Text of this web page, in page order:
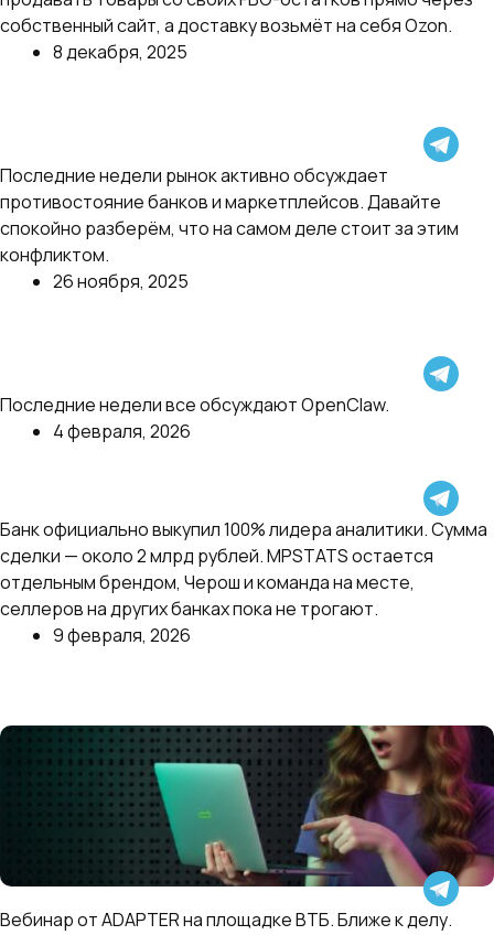
собственный сайт, а доставку возьмёт на себя Ozon.
8 декабря, 2025
Маркетплейсы против банков: конфликт, цифры и
что говорят Ким и ФАС.
Последние недели рынок активно обсуждает
противостояние банков и маркетплейсов. Давайте
спокойно разберём, что на самом деле стоит за этим
конфликтом.
26 ноября, 2025
В AI сейчас происходит редкий момент, когда
технология вышла за пределы разумного
Последние недели все обсуждают OpenClaw.
4 февраля, 2026
Точка купила MPSTATS
Банк официально выкупил 100% лидера аналитики. Сумма
сделки — около 2 млрд рублей. MPSTATS остается
отдельным брендом, Черош и команда на месте,
селлеров на других банках пока не трогают.
9 февраля, 2026
Черная пятница: как селлеру сделать распродажу
прибыльной?
Вебинар от ADAPTER на площадке ВТБ. Ближе к делу.